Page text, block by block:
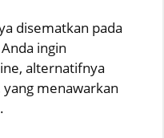
disematkan pada
ingin
alternatifnya
yang menawarkan